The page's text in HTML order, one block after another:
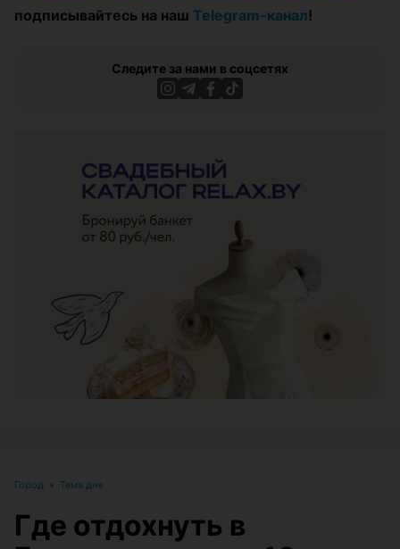
подписывайтесь на наш Telegram-канал!
Следите за нами в соцсетях
Город • Тема дня
Где отдохнуть в